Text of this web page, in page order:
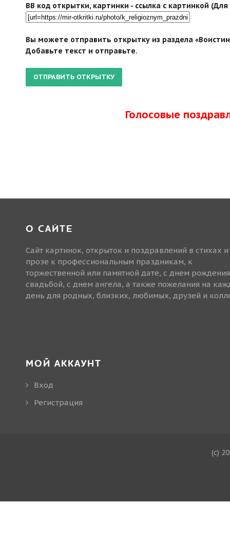
BB код открытки, картинки - ссылка с картинкой
Вы можете отправить открытку из раздела
Добавьте текст и отправьте.
Голосовые
О САЙТЕ
Сайт картинок, открыток и поздравлений в стихах и
прозе к профессиональным праздникам, к
торжественной или памятной дате, с днем
свадьбой, с днем ангела, а также пожелания на
день для родных, близких, любимых, друзей и
МОЙ АККАУНТ
Вход
Регистрация
(c)